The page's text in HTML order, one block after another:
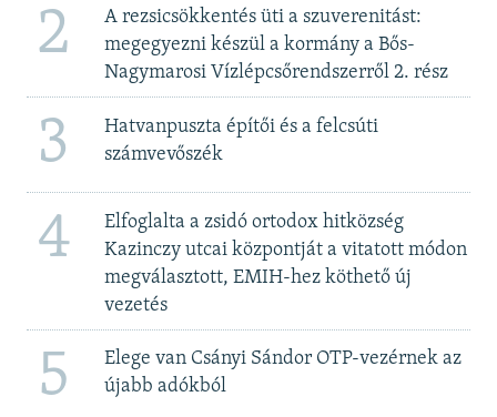
2
A rezsicsökkentés üti a szuverenitást:
megegyezni készül a kormány a Bős-
Nagymarosi Vízlépcsőrendszerről 2. rész
3
Hatvanpuszta építői és a felcsúti
számvevőszék
4
Elfoglalta a zsidó ortodox hitközség
Kazinczy utcai központját a vitatott módon
megválasztott, EMIH-hez köthető új
vezetés
5
Elege van Csányi Sándor OTP-vezérnek az
újabb adókból